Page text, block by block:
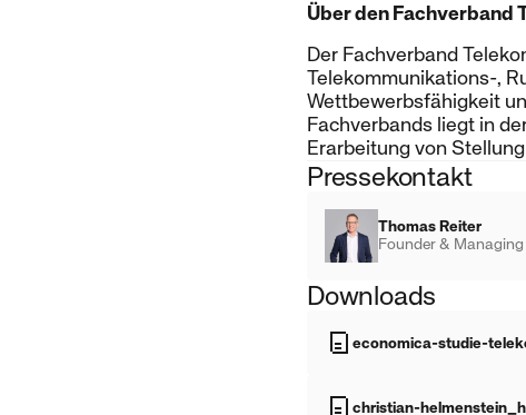
Über den Fachverband
Der Fachverband
Telekommunikations-,
Wettbewerbsfähigkeit
Fachverbands liegt in
Erarbeitung von
Pressekontakt
Thomas Reiter
Founder &
Downloads
economica-studie-
christian-